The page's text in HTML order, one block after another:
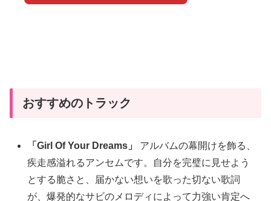
おすすめのトラック
「Girl Of Your Dreams」
アルバムの幕開けを飾る、
疾走感溢れるアンセムです。自分を完璧に見せよう
とする脆さと、届かない想いを歌った切ない歌詞
が、爆発的なサビのメロディによって力強い肯定へ